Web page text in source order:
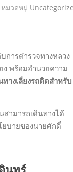
หมวดหมู่
การตำรวจทางหลวง
ง พร้อมอำนวยความ
ทางเลี่ยงรถติดสำหรับ
สามารถเดินทางได้
ยบายของนายศักดิ์